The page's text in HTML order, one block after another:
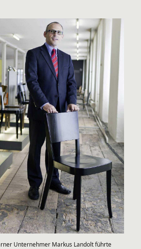
Unternehmer Markus Landolt führte